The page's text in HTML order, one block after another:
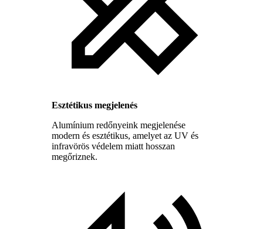
Esztétikus megjelenés
Alumínium redőnyeink megjelenése
modern és esztétikus, amelyet az UV és
infravörös védelem miatt hosszan
megőriznek.